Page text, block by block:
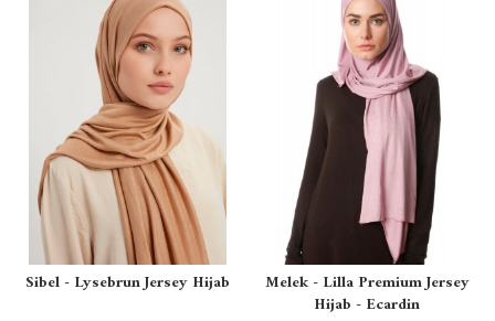
Sibel - Lysebrun Jersey Hijab
Melek - Lilla Premium Jersey
Hijab - Ecardin